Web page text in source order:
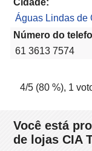
Cidade:
Águas Lindas de
Número do
61 3613 7574
4/5 (80 %), 1
Você está
de lojas CIA